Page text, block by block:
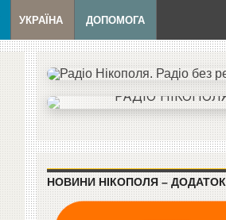
УКРАЇНА ДОПОМОГА
НОВИНИ НІКОПОЛЯ – ДОДАТОК